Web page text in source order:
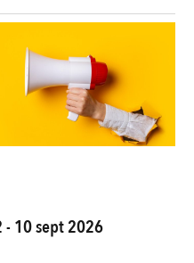
- 10 sept 2026